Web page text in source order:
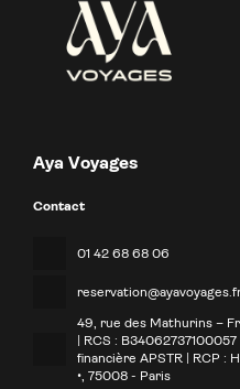
Aya Voyages
Contact
01 42 68 68 06
49, rue des Mathurins –
| RCS :
financière APSTR | RCP :
• , 75008 - Paris